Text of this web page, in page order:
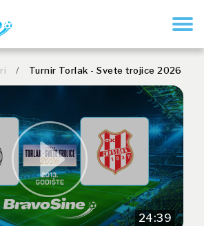
/ Turnir Torlak - Svete trojice 2026
24:39